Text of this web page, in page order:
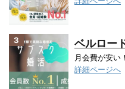
3 ベルロー
月会費が安い
詳細ページへ